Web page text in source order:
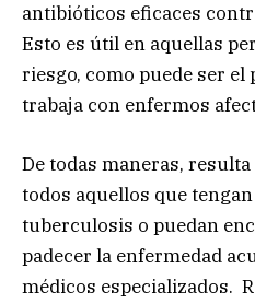
antibióticos eficaces
Esto es útil en aquellas
riesgo, como puede ser el
trabaja con enfermos
De todas maneras,
todos aquellos que
tuberculosis o puedan
padecer la enfermedad
médicos especializados.